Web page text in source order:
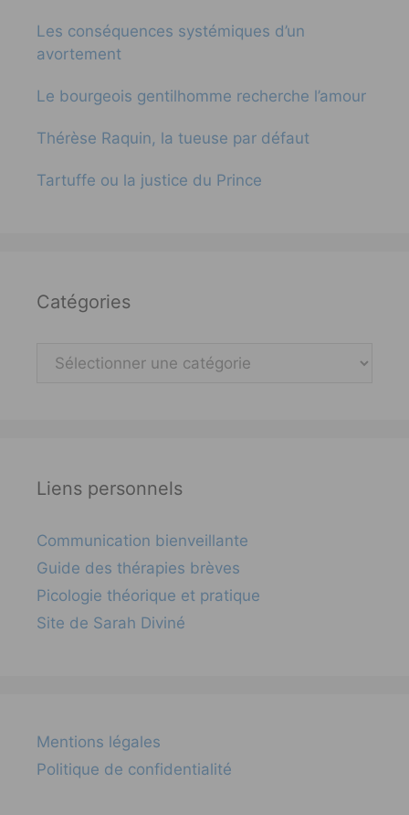
Les conséquences systémiques d’un
avortement
Le bourgeois gentilhomme recherche l’amour
Thérèse Raquin, la tueuse par défaut
Tartuffe ou la justice du Prince
Catégories
Catégories
Liens personnels
Communication bienveillante
Guide des thérapies brèves
Picologie théorique et pratique
Site de Sarah Diviné
Mentions légales
Politique de confidentialité